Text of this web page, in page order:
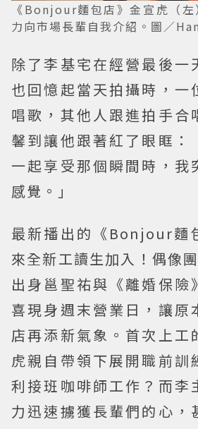
《Bonjour麵包店》金宣虎（左
力向市場長輩自我介紹。圖／
除了李基宅在經營最後一
也回憶起當天拍攝時，一
唱歌，其他人跟進拍手合
馨到讓他跟著紅了眼眶：
一起享受那個瞬間時，我
感覺。」
最新播出的《Bonjour麵
來全新工讀生加入！偶像
出身邕聖祐與《離婚保險
喜現身週末營業日，讓原
店再添新氣象。首次上工
虎親自帶領下展開職前訓
利接班咖啡師工作？而李
力迅速擄獲長輩們的心，